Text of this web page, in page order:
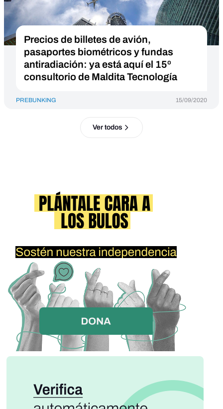
Precios de billetes de avión,
pasaportes biométricos y fundas
antiradiación: ya está aquí el 15º
consultorio de Maldita Tecnología
PREBUNKING 15/09/2020
Ver todos